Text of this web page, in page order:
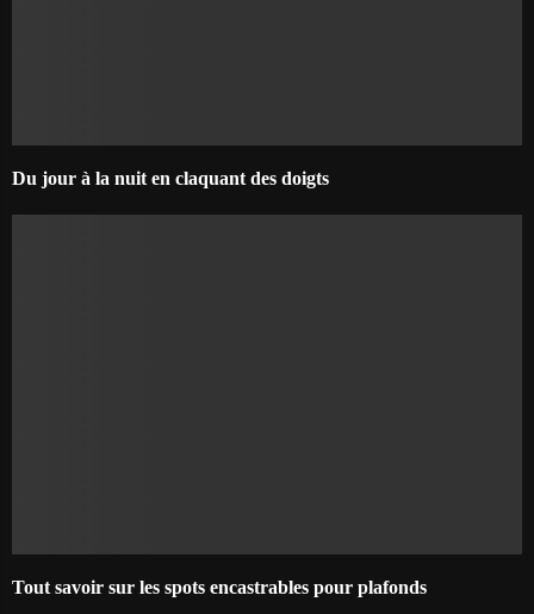
Du jour à la nuit en claquant des doigts
Tout savoir sur les spots encastrables pour plafonds